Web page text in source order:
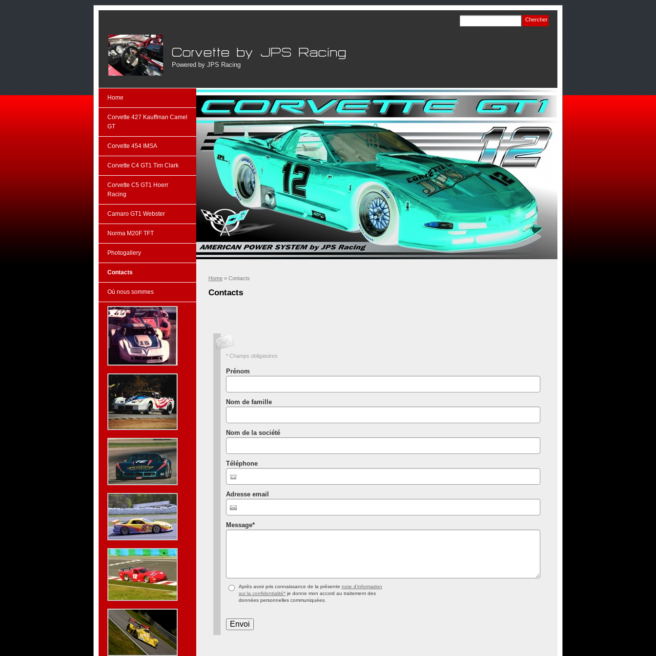
Powered by JPS Racing
Home » Contacts
Contacts
* Champs obligatoires
Prénom
Nom de famille
Nom de la société
Téléphone
Adresse email
Message*
Après avoir pris connaissance de la présente note d'information
sur la confidentialité* je donne mon accord au traitement des
données personnelles communiquées.
Home
Corvette 427 Kauffman Camel
GT
Corvette 454 IMSA
Corvette C4 GT1 Tim Clark
Corvette C5 GT1 Hoerr
Racing
Camaro GT1 Webster
Norma M20F TFT
Photogallery
Contacts
Où nous sommes